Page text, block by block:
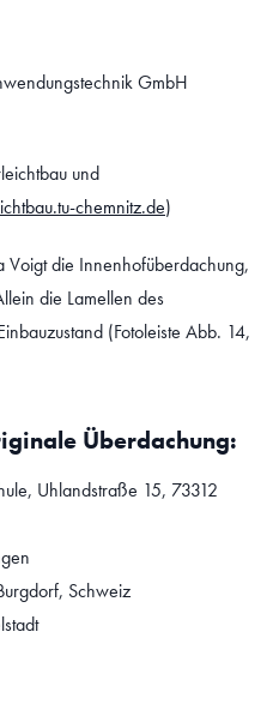
GmbH
und
chemnitz.de)
Voigt die Innenhofüberdachung,
die Lamellen des
(Fotoleiste Abb. 14,
Überdachung:
Uhlandstraße 15, 73312
Schweiz